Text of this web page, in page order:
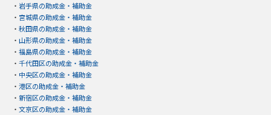
・ 岩手県の助成金・補助金
・ 宮城県の助成金・補助金
・ 秋田県の助成金・補助金
・ 山形県の助成金・補助金
・ 福島県の助成金・補助金
・ 千代田区の助成金・補助金
・ 中央区の助成金・補助金
・ 港区の助成金・補助金
・ 新宿区の助成金・補助金
・ 文京区の助成金・補助金